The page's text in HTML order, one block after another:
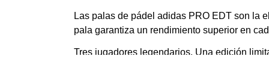
Las palas de pádel adidas PRO EDT son la
pala garantiza un rendimiento superior en
Tres jugadores legendarios. Una edición